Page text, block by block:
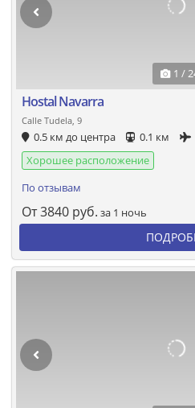
1 /
Hostal Navarra
Calle Tudela, 9
0.5 км до центра 0.1 км
Хорошее расположение
По отзывам
От3840 руб. за 1 ночь